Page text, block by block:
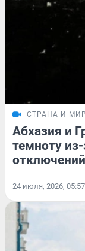
СТРАНА И МИР
Абхазия и
темноту
24 июля, 2026, 05:57